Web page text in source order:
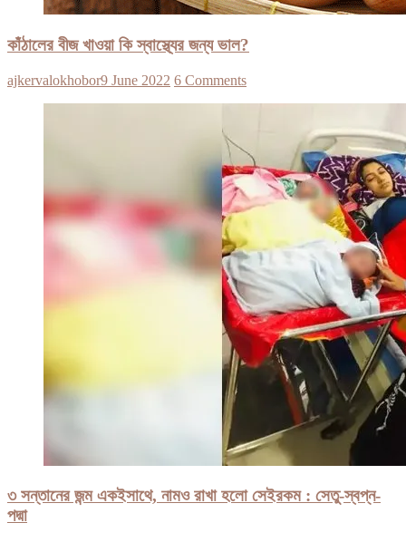
কাঁঠালের বীজ খাওয়া কি স্বাস্থ্যের জন্য ভাল?
ajkervalokhobor9 June 2022 6 Comments
৩ সন্তানের জন্ম একইসাথে, নামও রাখা হলো সেইরকম : সেতু-স্বপ্ন-
পদ্মা